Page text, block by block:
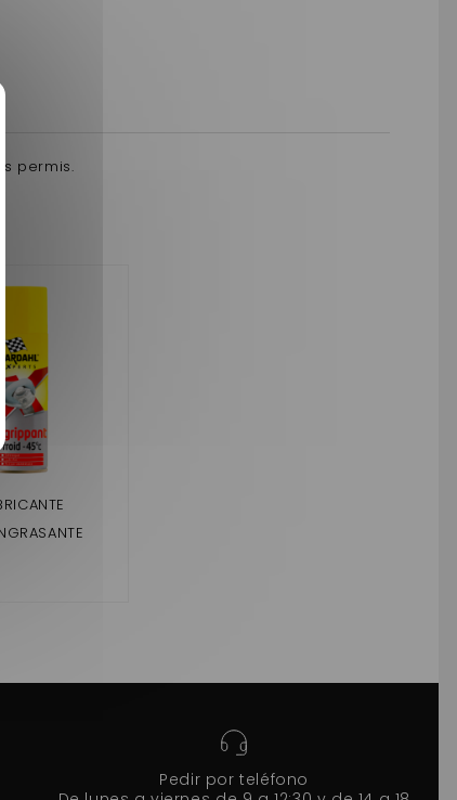
permis.
Pedir por teléfono